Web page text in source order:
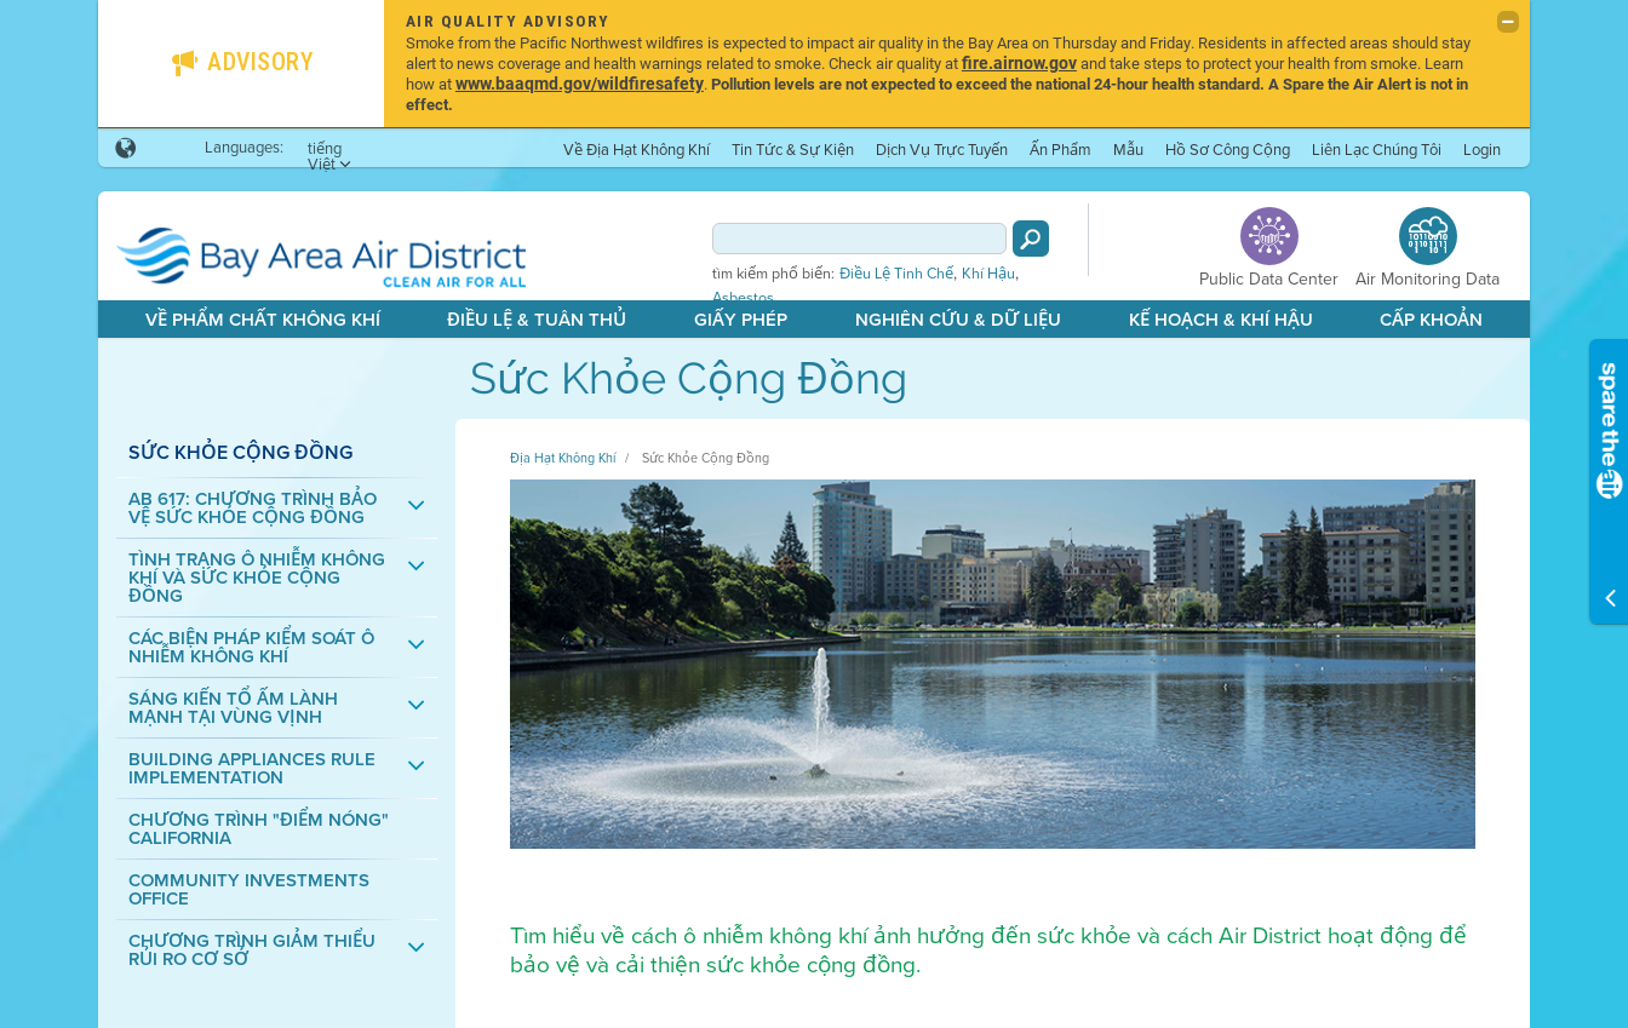
ADVISORY
AIR QUALITY ADVISORY
Smoke from the Pacific Northwest wildfires is expected to impact air quality in the Bay Area on Thursday and Friday. Residents in affected areas should stay
alert to news coverage and health warnings related to smoke. Check air quality atfire.airnow.govand take steps to protect your health from smoke. Learn
how atwww.baaqmd.gov/wildfiresafety.Pollution levels are not expected to exceed the national 24-hour health standard. A Spare the Air Alert is not in
effect.
Languages: tiếng
Việt
Về Địa Hạt Không Khí Tin Tức & Sự Kiện Dịch Vụ Trực Tuyến Ấn Phẩm Mẫu Hồ Sơ Công Cộng Liên Lạc Chúng Tôi Login
tìm kiếm phổ biến: Điều Lệ Tinh Chế, Khí Hậu,
Asbestos
Public Data Center Air Monitoring Data
VỀ PHẨM CHẤT KHÔNG KHÍ ĐIỀU LỆ & TUÂN THỦ GIẤY PHÉP NGHIÊN CỨU & DỮ LIỆU KẾ HOẠCH & KHÍ HẬU CẤP KHOẢN
Sức Khỏe Cộng Đồng
SỨC KHỎE CỘNG ĐỒNG
AB 617: CHƯƠNG TRÌNH BẢO
VỆ SỨC KHỎE CỘNG ĐỒNG
TÌNH TRẠNG Ô NHIỄM KHÔNG
KHÍ VÀ SỨC KHỎE CỘNG
ĐỒNG
CÁC BIỆN PHÁP KIỂM SOÁT Ô
NHIỄM KHÔNG KHÍ
SÁNG KIẾN TỔ ẤM LÀNH
MẠNH TẠI VÙNG VỊNH
BUILDING APPLIANCES RULE
IMPLEMENTATION
CHƯƠNG TRÌNH "ĐIỂM NÓNG"
CALIFORNIA
COMMUNITY INVESTMENTS
OFFICE
CHƯƠNG TRÌNH GIẢM THIỂU
RỦI RO CƠ SỞ
Địa Hạt Không Khí Sức Khỏe Cộng Đồng
Tìm hiểu về cách ô nhiễm không khí ảnh hưởng đến sức khỏe và cách Air District hoạt động để
bảo vệ và cải thiện sức khỏe cộng đồng.